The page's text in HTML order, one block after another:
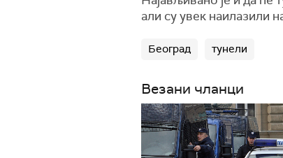
али су увек наилазили
Београд тунели
Везани чланци